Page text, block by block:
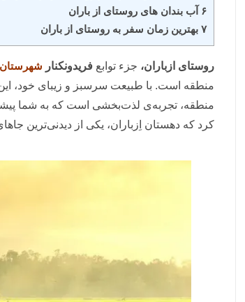
۶ آب بندان های روستای از باران
۷ بهترین زمان سفر به روستای از باران
روستای ازباران، جزء توابع فریدونکنار شهرستان
منطقه است. با طبیعت سرسبز و زیبای خود،
منطقه، تجربه‌ی لذت‌بخشی است که به شما
کرد که دهستان اِزباران، یکی از دیدنی‌ترین